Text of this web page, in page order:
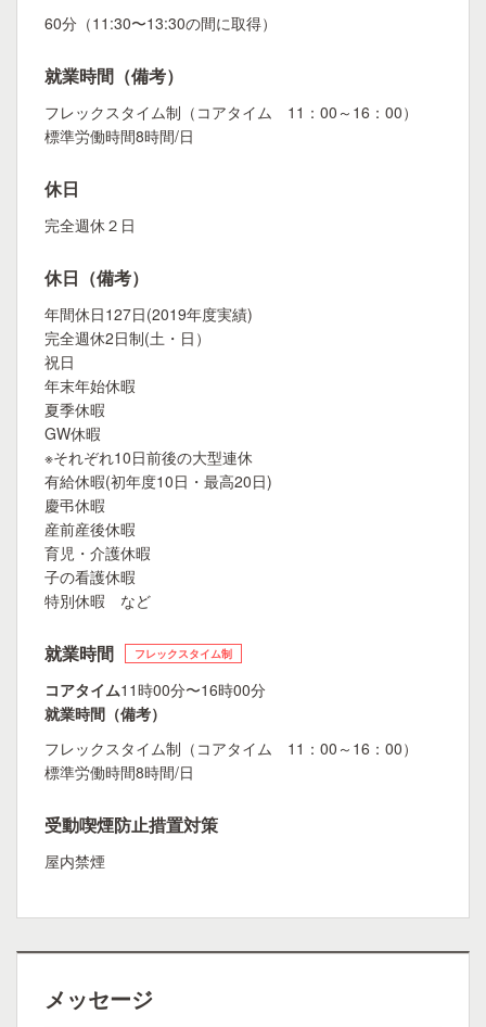
60分（11:30〜13:30の間に取得）
就業時間（備考）
フレックスタイム制（コアタイム 11：00～16：00）
標準労働時間8時間/日
休日
完全週休２日
休日（備考）
年間休日127日(2019年度実績)
完全週休2日制(土・日）
祝日
年末年始休暇
夏季休暇
GW休暇
※それぞれ10日前後の大型連休
有給休暇(初年度10日・最高20日)
慶弔休暇
産前産後休暇
育児・介護休暇
子の看護休暇
特別休暇 など
就業時間 フレックスタイム制
コアタイム11時00分〜16時00分
就業時間（備考）
フレックスタイム制（コアタイム 11：00～16：00）
標準労働時間8時間/日
受動喫煙防止措置対策
屋内禁煙
メッセージ